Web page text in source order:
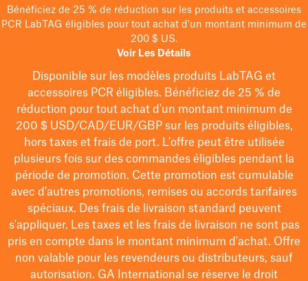
Bénéficiez de 25 % de réduction sur les produits et accessoires
PCR LabTAG éligibles pour tout achat d'un montant minimum de
200 $ US.
Voir Les Détails
Disponible sur les modèles produits LabTAG et
accessoires PCR éligibles. Bénéficiez de 25 % de
réduction pour tout achat d'un montant minimum de
200 $USD/CAD/EUR/GBPsur les produits éligibles,
hors taxes et frais de port. L'offre peut être utilisée
plusieurs fois sur des commandes éligibles pendant la
période de promotion. Cette promotion est cumulable
avec d'autres promotions, remises ou accords tarifaires
spéciaux. Des frais de livraison standard peuvent
s'appliquer. Les taxes et les frais de livraison ne sont pas
pris en compte dans le montant minimum d'achat. Offre
non valable pour les revendeurs ou distributeurs, sauf
autorisation. GA International se réserve le droit